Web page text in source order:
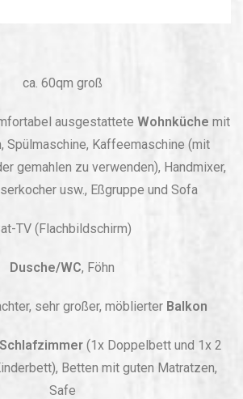
ca. 60qm groß
ausgestattete Wohnküche mit
Spülmaschine, Kaffeemaschine (mit
gemahlen zu verwenden), Handmixer,
usw., Eßgruppe und Sofa
TV (Flachbildschirm)
Dusche/WC, Föhn
sehr großer, möblierter Balkon
(1x Doppelbett und 1x 2
Betten mit guten Matratzen,
Safe